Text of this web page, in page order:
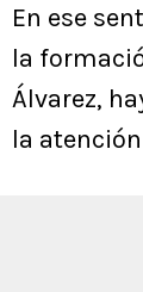
En ese
la
Álvarez,
la